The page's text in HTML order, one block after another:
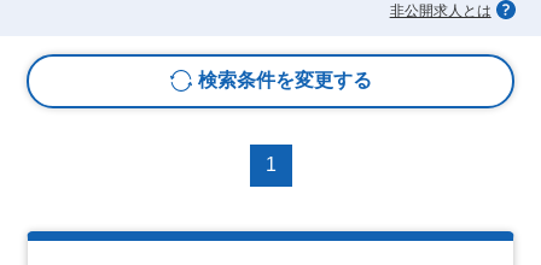
非公開求人とは
検索条件を変更する
1